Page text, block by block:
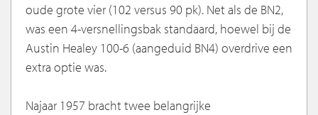
oude grote vier (102 versus 90 pk). Net als de BN2,
was een 4-versnellingsbak standaard, hoewel bij de
Austin Healey 100-6 (aangeduid BN4) overdrive een
extra optie was.
Najaar 1957 bracht twee belangrijke